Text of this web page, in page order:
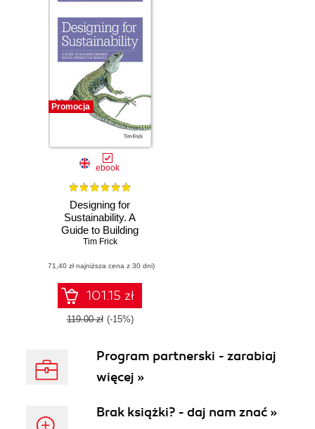
Promocja
ebook
Designing for
Sustainability. A
Guide to Building
Greener Digital
Services
Tim Frick
(71,40 zł najniższa cena z 30 dni)
101.15 zł
119.00 zł (-15%)
Program partnerski - zarabiaj
więcej »
Brak książki? - daj nam znać »